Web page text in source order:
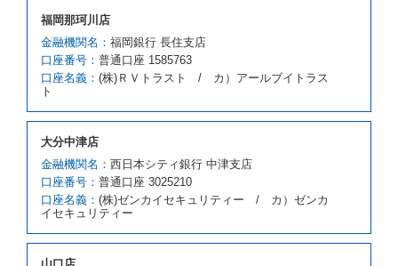
クラスを除き予約時と同一の借受条件でレンタカー提
携先の代替レンタカーを貸し渡すものとします。な
お、代替レンタカーの貸渡料金が予約された車種クラ
スの貸渡料金より高くなるときは、予約した車種クラ
スの貸渡料金によるものとし、予約された車種クラス
借受人は、第１項の代替レンタカーの貸渡しの申入れ
を拒絶し、予約を取り消すことができるものとしま
す。
前項の場合、第１項の貸渡しをすることができない原
因が、当社の責に帰する事由によるときには第４条第
４項の予約の取消しとして取り扱い、当社は受領済の
予約申込金を返還するものとします。
福岡那珂川店
金融機関名： 福岡銀行 長住支店
口座番号： 普通口座 1585763
口座名義： (株)ＲＶトラスト / カ）アールブイトラス
ト
大分中津店
金融機関名： 西日本シティ銀行 中津支店
口座番号： 普通口座 3025210
口座名義： (株)ゼンカイセキュリティー / カ）ゼンカ
イセキュリティー